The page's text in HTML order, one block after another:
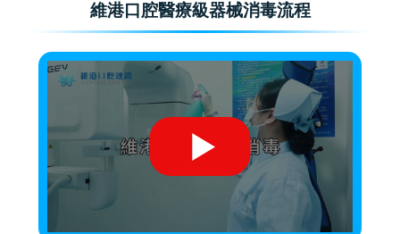
維港口腔醫療級器械消毒流程